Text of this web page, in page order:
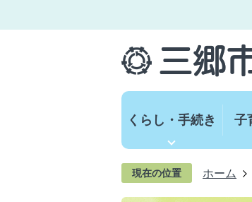
くらし・手続き 子
現在の位置 ホーム